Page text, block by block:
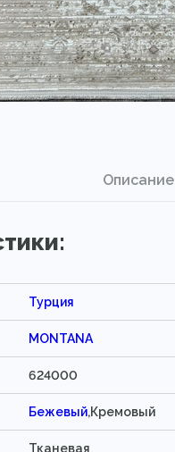
Описание
Турция
MONTANA
624000
Бежевый,Кремовый
Тканевая